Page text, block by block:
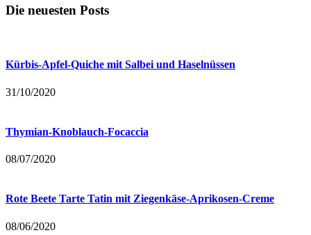
Die neuesten Posts
Kürbis-Apfel-Quiche mit Salbei und Haselnüssen
31/10/2020
Thymian-Knoblauch-Focaccia
08/07/2020
Rote Beete Tarte Tatin mit Ziegenkäse-Aprikosen-Creme
08/06/2020